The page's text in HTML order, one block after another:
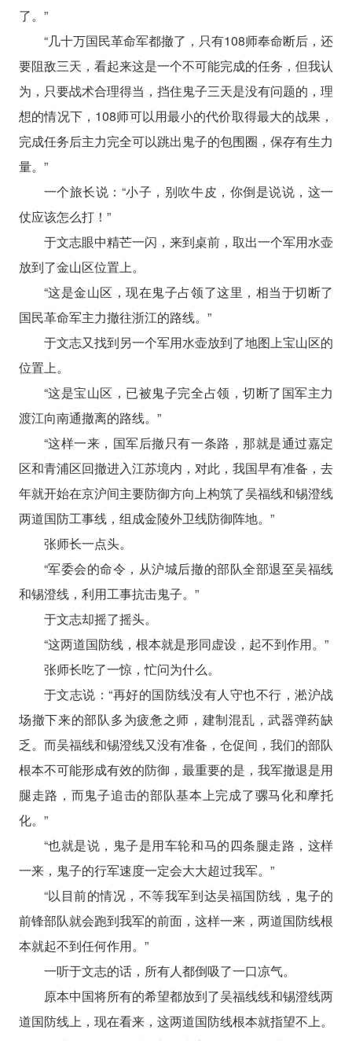
了。”
“几十万国民革命军都撤了，只有108师奉命断后，还
要阻敌三天，看起来这是一个不可能完成的任务，但我认
为，只要战术合理得当，挡住鬼子三天是没有问题的，理
想的情况下，108师可以用最小的代价取得最大的战果，
完成任务后主力完全可以跳出鬼子的包围圈，保存有生力
量。”
一个旅长说：“小子，别吹牛皮，你倒是说说，这一
仗应该怎么打！”
于文志眼中精芒一闪，来到桌前，取出一个军用水壶
放到了金山区位置上。
“这是金山区，现在鬼子占领了这里，相当于切断了
国民革命军主力撤往浙江的路线。”
于文志又找到另一个军用水壶放到了地图上宝山区的
位置上。
“这是宝山区，已被鬼子完全占领，切断了国军主力
渡江向南通撤离的路线。”
“这样一来，国军后撤只有一条路，那就是通过嘉定
区和青浦区回撤进入江苏境内，对此，我国早有准备，去
年就开始在京沪间主要防御方向上构筑了吴福线和锡澄线
两道国防工事线，组成金陵外卫线防御阵地。”
张师长一点头。
“军委会的命令，从沪城后撤的部队全部退至吴福线
和锡澄线，利用工事抗击鬼子。”
于文志却摇了摇头。
“这两道国防线，根本就是形同虚设，起不到作用。”
张师长吃了一惊，忙问为什么。
于文志说：“再好的国防线没有人守也不行，淞沪战
场撤下来的部队多为疲惫之师，建制混乱，武器弹药缺
乏。而吴福线和锡澄线又没有准备，仓促间，我们的部队
根本不可能形成有效的防御，最重要的是，我军撤退是用
腿走路，而鬼子追击的部队基本上完成了骡马化和摩托
化。”
“也就是说，鬼子是用车轮和马的四条腿走路，这样
一来，鬼子的行军速度一定会大大超过我军。”
“以目前的情况，不等我军到达吴福国防线，鬼子的
前锋部队就会跑到我军的前面，这样一来，两道国防线根
本就起不到任何作用。”
一听于文志的话，所有人都倒吸了一口凉气。
原本中国将所有的希望都放到了吴福线线和锡澄线两
道国防线上，现在看来，这两道国防线根本就指望不上。